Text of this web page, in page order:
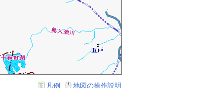
凡例 地図の操作説明